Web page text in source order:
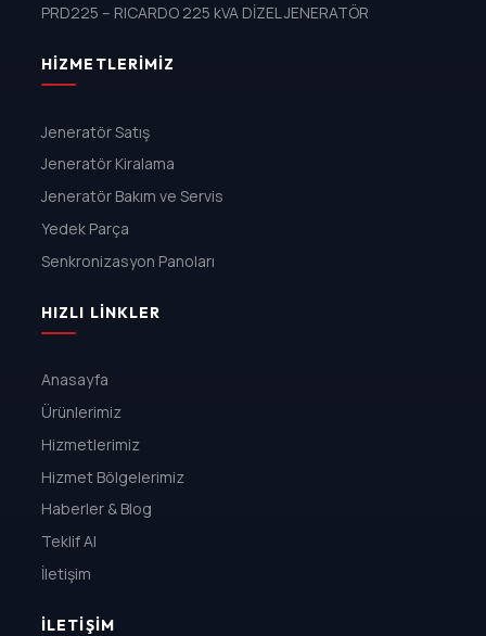
PRD225 – RICARDO 225 kVA DİZEL JENERATÖR
HIZMETLERIMIZ
Jeneratör Satış
Jeneratör Kiralama
Jeneratör Bakım ve Servis
Yedek Parça
Senkronizasyon Panoları
HIZLI LINKLER
Anasayfa
Ürünlerimiz
Hizmetlerimiz
Hizmet Bölgelerimiz
Haberler & Blog
Teklif Al
İletişim
İLETIŞIM